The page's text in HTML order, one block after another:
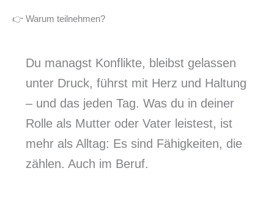
👉 Warum teilnehmen?
Du managst Konflikte, bleibst gelassen
unter Druck, führst mit Herz und Haltung
– und das jeden Tag. Was du in deiner
Rolle als Mutter oder Vater leistest, ist
mehr als Alltag: Es sind Fähigkeiten, die
zählen. Auch im Beruf.